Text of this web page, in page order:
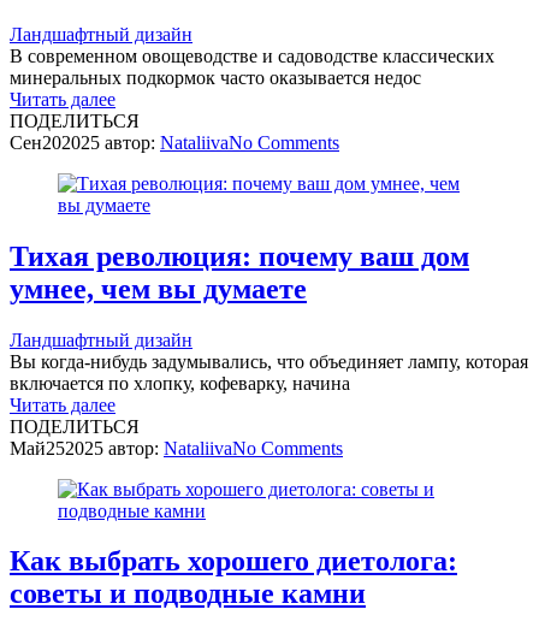
Ландшафтный дизайн
В современном овощеводстве и садоводстве классических
минеральных подкормок часто оказывается недос
Читать далее
ПОДЕЛИТЬСЯ
Сен202025 автор: NataliivaNo Comments
Тихая революция: почему ваш дом
умнее, чем вы думаете
Ландшафтный дизайн
Вы когда-нибудь задумывались, что объединяет лампу, которая
включается по хлопку, кофеварку, начина
Читать далее
ПОДЕЛИТЬСЯ
Май252025 автор: NataliivaNo Comments
Как выбрать хорошего диетолога:
советы и подводные камни